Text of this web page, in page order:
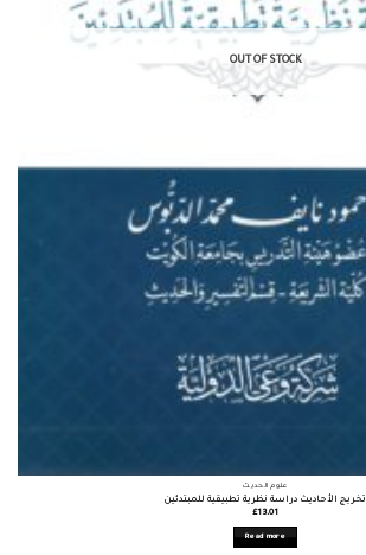
OUT OF STOCK
علوم الحديث
تخريج الأحاديث دراسة نظرية تطبيقية للمبتدئين
£13.01
Read more